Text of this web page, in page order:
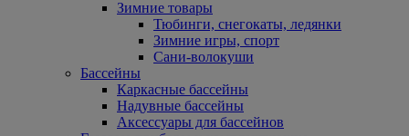
Зимние товары
Тюбинги, снегокаты, ледянки
Зимние игры, спорт
Сани-волокуши
Бассейны
Каркасные бассейны
Надувные бассейны
Аксессуары для бассейнов